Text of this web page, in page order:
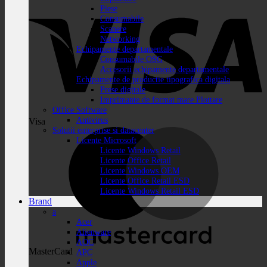
Visa
MasterCard
Piese
Consumabile
Scanere
Networking
Echipamente departamentale
Consumabile OSG
Accesorii echipamente departamentale
Echipamente de productie tipografica digitala
Prese digitale
Imprimante de format mare Plottare
Office Software
Antivirus
Solutii enterprise si datacenter
Licente Microsoft
Licente Windows Retail
Licente Office Retail
Licente Windows OEM
Licente Office Retail ESD
Licente Windows Retail ESD
Brand
a
Acer
Alienware
AOC
APC
Apple